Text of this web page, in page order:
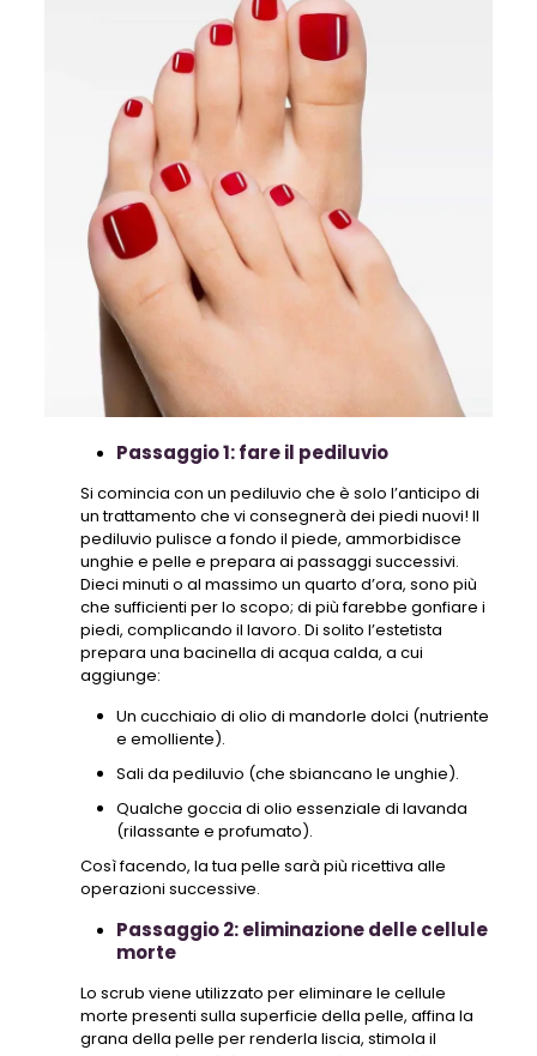
Passaggio 1: fare il pediluvio
Si comincia con un pediluvio che è solo l’anticipo di
un trattamento che vi consegnerà dei piedi nuovi! Il
pediluvio pulisce a fondo il piede, ammorbidisce
unghie e pelle e prepara ai passaggi successivi.
Dieci minuti o al massimo un quarto d’ora, sono più
che sufficienti per lo scopo; di più farebbe gonfiare i
piedi, complicando il lavoro. Di solito l’estetista
prepara una bacinella di acqua calda, a cui
aggiunge:
Un cucchiaio di olio di mandorle dolci (nutriente
e emolliente).
Sali da pediluvio (che sbiancano le unghie).
Qualche goccia di olio essenziale di lavanda
(rilassante e profumato).
Così facendo, la tua pelle sarà più ricettiva alle
operazioni successive.
Passaggio 2: eliminazione delle cellule
morte
Lo scrub viene utilizzato per eliminare le cellule
morte presenti sulla superficie della pelle, affina la
grana della pelle per renderla liscia, stimola il